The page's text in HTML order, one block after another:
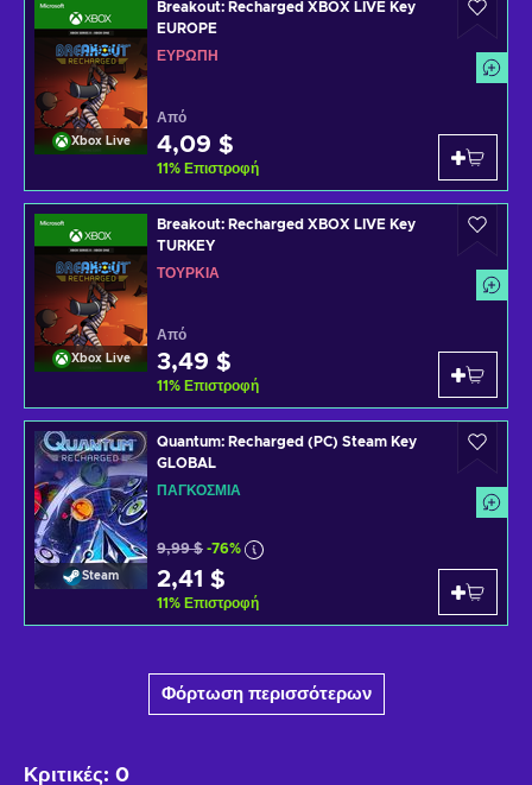
Xbox Live
Breakout: Recharged XBOX LIVE Key
EUROPE
ΕΥΡΏΠΗ
Από
4,09 $
11% Επιστροφή
Xbox Live
Breakout: Recharged XBOX LIVE Key
TURKEY
ΤΟΥΡΚΊΑ
Από
3,49 $
11% Επιστροφή
Steam
Quantum: Recharged (PC) Steam Key
GLOBAL
ΠΑΓΚΌΣΜΙΑ
9,99 $ -76%
2,41 $
11% Επιστροφή
Φόρτωση περισσότερων
Κριτικές: 0